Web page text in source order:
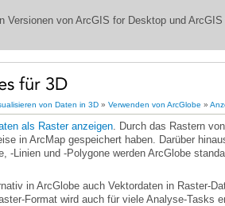
von ArcGIS for Desktop und
für 3D
von Daten in 3D » Verwenden von ArcGlobe »
als Raster anzeigen
Format wird auch für viele Analyse-Tasks